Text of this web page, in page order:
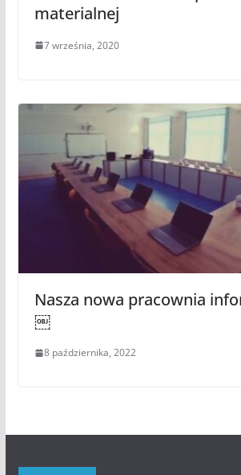
materialnej
7 września, 2020
Nasza nowa pracownia
￼
8 października, 2022